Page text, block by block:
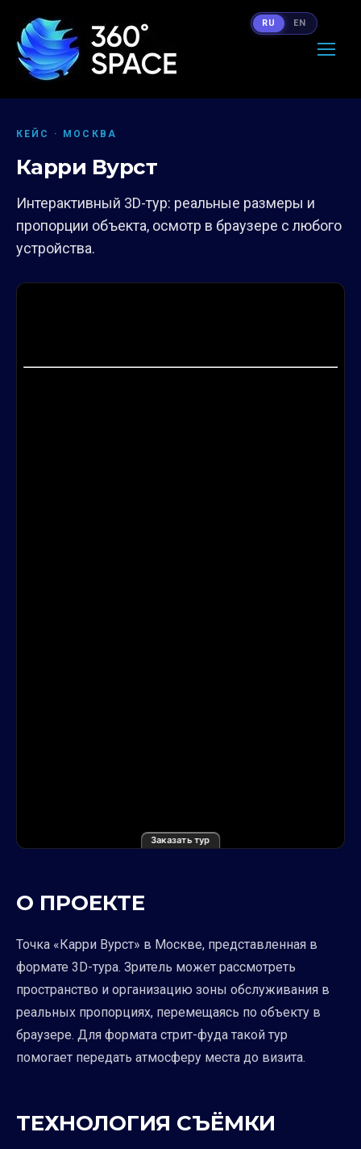
КЕЙС · МОСКВА
Карри Вурст
Интерактивный 3D-тур: реальные размеры и
пропорции объекта, осмотр в браузере с любого
устройства.
Заказать тур
О ПРОЕКТЕ
Точка «Карри Вурст» в Москве, представленная в
формате 3D-тура. Зритель может рассмотреть
пространство и организацию зоны обслуживания в
реальных пропорциях, перемещаясь по объекту в
браузере. Для формата стрит-фуда такой тур
помогает передать атмосферу места до визита.
ТЕХНОЛОГИЯ СЪЁМКИ
RU EN